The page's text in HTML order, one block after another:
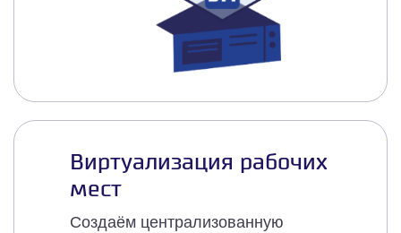
Виртуализация рабочих
мест
Создаём централизованную